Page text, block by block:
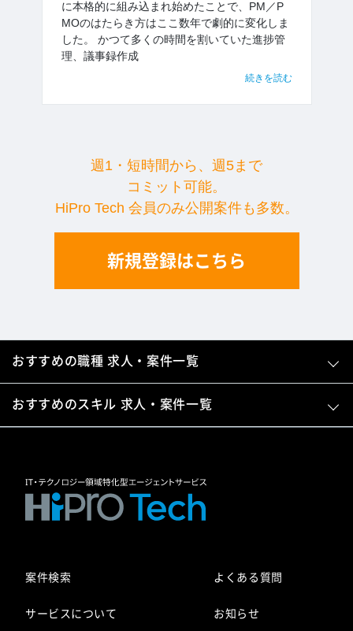
に本格的に組み込まれ始めたことで、PM／P
MOのはたらき方はここ数年で劇的に変化しま
した。 かつて多くの時間を割いていた進捗管
理、議事録作成
続きを読む
週1・短時間から、週5まで
コミット可能。
HiPro Tech 会員のみ公開案件も多数。
新規登録はこちら
おすすめの職種 求人・案件一覧
おすすめのスキル 求人・案件一覧
案件検索
サービスについて
よくある質問
お知らせ